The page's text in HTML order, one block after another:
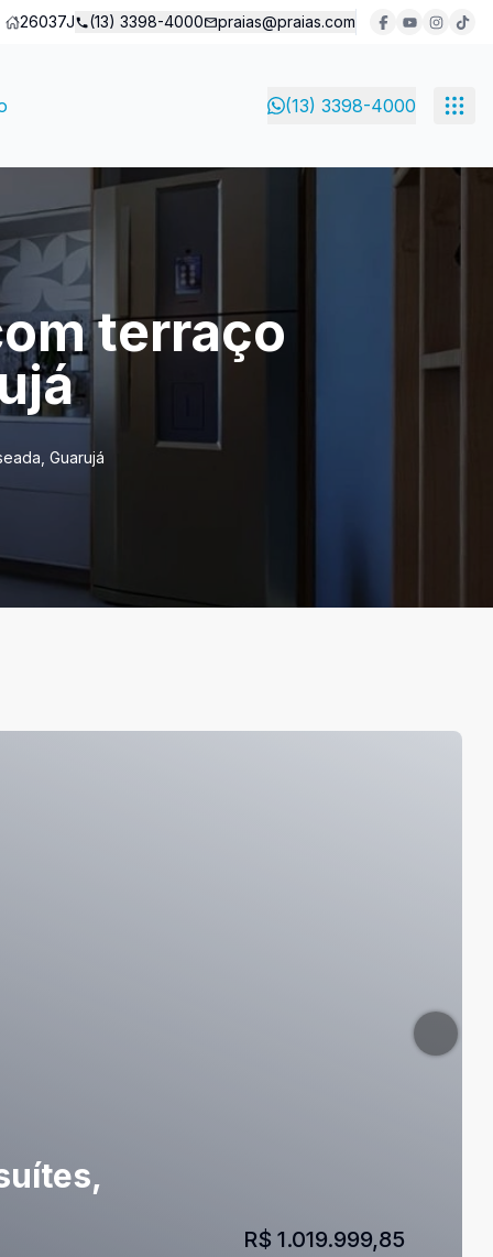
26037J (13) 3398-4000 praias@praias.com
(13) 3398-4000
terraço
Guarujá
R$ 1.019.999,85